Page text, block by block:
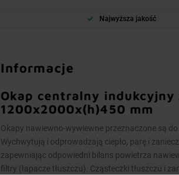
Najwyższa jakość
Informacje
Okap centralny
1200x2000x(h)450 mm
Okapy nawiewno-wywiewne przeznaczone są
Wychwytują i odprowadzają ciepło, parę i
zapewniając odpowiedni bilans powietrza
filtry (łapacze tłuszczu). Cząsteczki tłuszczu i